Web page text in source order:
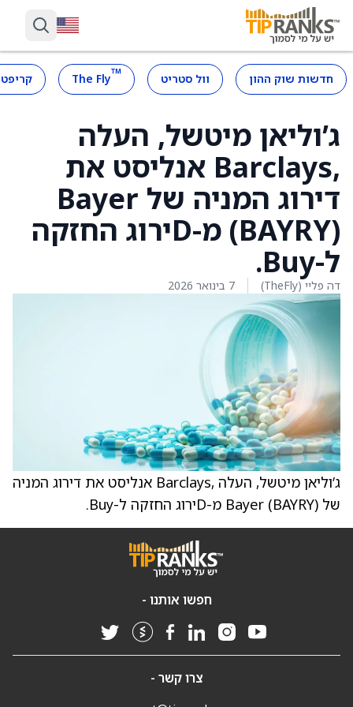
חדשות שוק ההון וול סטריט ™
The Fly
ג’וליאן מיטשל, העלה
,Barclays אנליסט את
דירוג המניה של Bayer
(BAYRY) מ-Dירוג החזקה
ל-Buy.
דה פליי (TheFly) 7 בינואר 2026
ג’וליאן מיטשל, העלה ,Barclays אנליסט את דירוג המניה
של Bayer (BAYRY) מ-Dירוג החזקה ל-Buy.
חפשו אותנו -
צרו קשר -